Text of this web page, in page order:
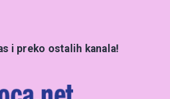
i preko ostalih kanala!